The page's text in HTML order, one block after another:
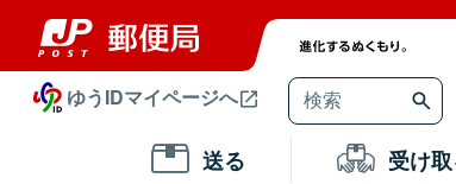
ゆうIDマイページへ
送る 受け